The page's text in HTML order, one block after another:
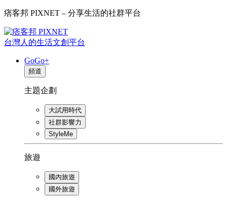
痞客邦 PIXNET – 分享生活的社群平台
台灣人的生活文創平台
GoGo+
頻道
主題企劃
大試用時代
社群影響力
StyleMe
旅遊
國內旅遊
國外旅遊